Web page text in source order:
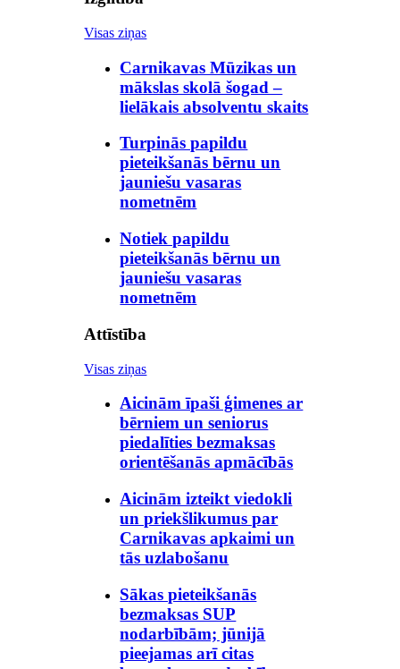
Visas ziņas
Carnikavas Mūzikas un
mākslas skolā šogad –
lielākais absolventu skaits
Turpinās papildu
pieteikšanās bērnu un
jauniešu vasaras
nometnēm
Notiek papildu
pieteikšanās bērnu un
jauniešu vasaras
nometnēm
Attīstība
Visas ziņas
Aicinām īpaši ģimenes ar
bērniem un seniorus
piedalīties bezmaksas
orientēšanās apmācībās
Aicinām izteikt viedokli
un priekšlikumus par
Carnikavas apkaimi un
tās uzlabošanu
Sākas pieteikšanās
bezmaksas SUP
nodarbībām; jūnijā
pieejamas arī citas